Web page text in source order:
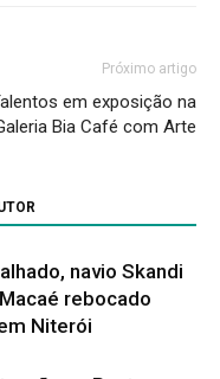
Próximo artigo
em exposição na
Bia Café com Arte
navio Skandi
rebocado
Niterói